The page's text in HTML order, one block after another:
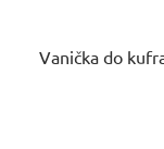
Vanička do